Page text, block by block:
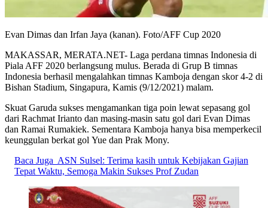
Evan Dimas dan Irfan Jaya (kanan). Foto/AFF Cup 2020
MAKASSAR, MERATA.NET- Laga perdana timnas Indonesia di
Piala AFF 2020 berlangsung mulus. Berada di Grup B timnas
Indonesia berhasil mengalahkan timnas Kamboja dengan skor 4-2 di
Bishan Stadium, Singapura, Kamis (9/12/2021) malam.
Skuat Garuda sukses mengamankan tiga poin lewat sepasang gol
dari Rachmat Irianto dan masing-masin satu gol dari Evan Dimas
dan Ramai Rumakiek. Sementara Kamboja hanya bisa memperkecil
keunggulan berkat gol Yue dan Prak Mony.
Baca Juga ASN Sulsel: Terima kasih untuk Kebijakan Gajian
Tepat Waktu, Semoga Makin Sukses Prof Zudan